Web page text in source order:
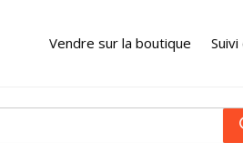
Vendre sur la boutique